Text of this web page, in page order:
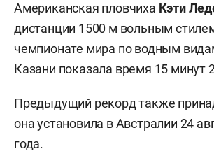
Американская пловчиха Кэти
дистанции 1500 м вольным
чемпионате мира по водным
Казани показала время 15 минут
Предыдущий рекорд также
она установила в Австралии 24
года.